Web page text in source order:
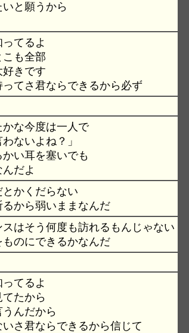
と願うから
てるよ
も全部
きです
てさ君ならできるから必ず
な今度は一人で
ないよね？」
い耳を塞いでも
だよ
かくだらない
から弱いままなんだ
はそう何度も訪れるもんじゃない
のにできるかなんだ
てるよ
たから
んだから
さ君ならできるから信じて